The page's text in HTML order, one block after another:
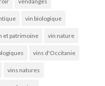
vin biologique
et patrimoine vin nature
vins d'Occitanie
vins natures